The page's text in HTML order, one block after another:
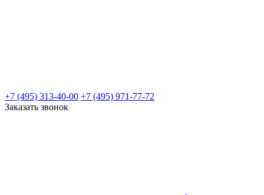
+7 (495) 313-40-00 +7 (495) 971-77-72
Заказать звонок